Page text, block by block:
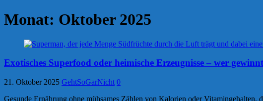
Monat: Oktober 2025
Exotisches Superfood oder heimische Erzeugnisse – wer
21. Oktober 2025 GehtSoGarNicht 0
Gesunde Ernährung ohne mühsames Zählen von Kalorien oder